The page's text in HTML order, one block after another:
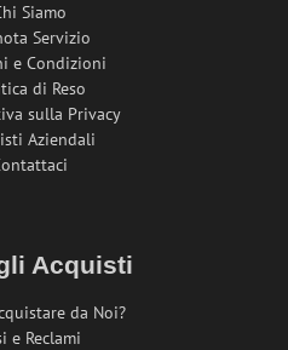
Siamo
Servizio
e Condizioni
di Reso
sulla Privacy
Aziendali
Acquisti
da Noi?
e Reclami